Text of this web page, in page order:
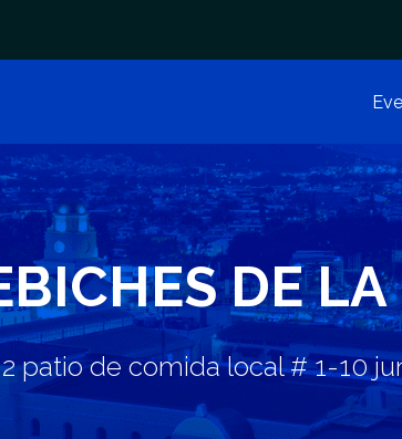
DE
patio de comida local # 1-10